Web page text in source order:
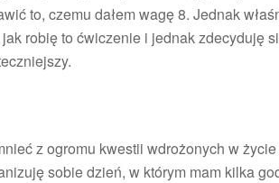
to, czemu dałem wagę 8. Jednak
robię to ćwiczenie i jednak zdecyduję
z ogromu kwestii wdrożonych w
sobie dzień, w którym mam kilka